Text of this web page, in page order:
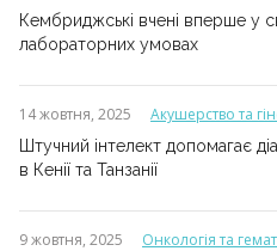
Кембриджські вчені вперше у
лабораторних умовах
14 жовтня, 2025 Акушерство та
Штучний інтелект допомагає
в Кенії та Танзанії
9 жовтня, 2025 Онкологія та